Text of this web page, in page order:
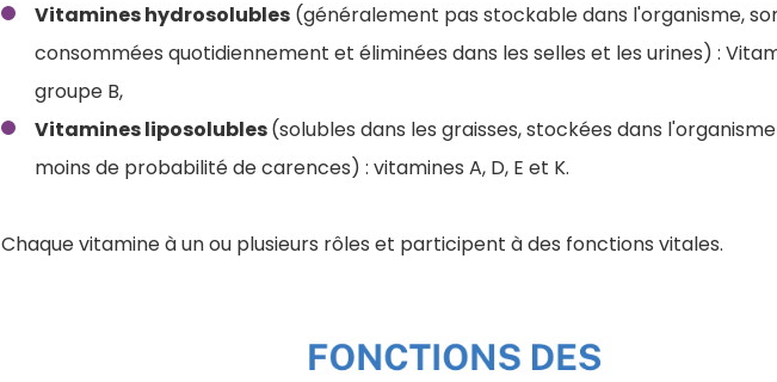
Vitamines hydrosolubles (généralement pas stockable dans l'organisme,
consommées quotidiennement et éliminées dans les selles et les urines) :
groupe B,
Vitamines liposolubles(solubles dans les graisses, stockées dans
moins de probabilité de carences) : vitamines A, D, E et K.
Chaque vitamine à un ou plusieurs rôles et participent à des fonctions vitales.